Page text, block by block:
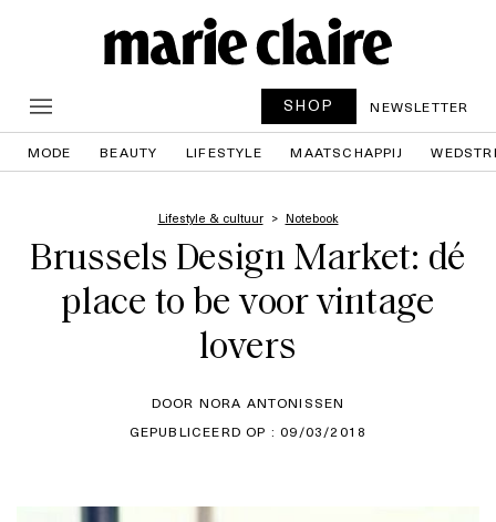
SHOP NEWSLETTER
MODE BEAUTY LIFESTYLE MAATSCHAPPIJ
Lifestyle & cultuur Notebook
Brussels Design Market: dé
place to be voor vintage
lovers
DOOR NORA ANTONISSEN
GEPUBLICEERD OP : 09/03/2018